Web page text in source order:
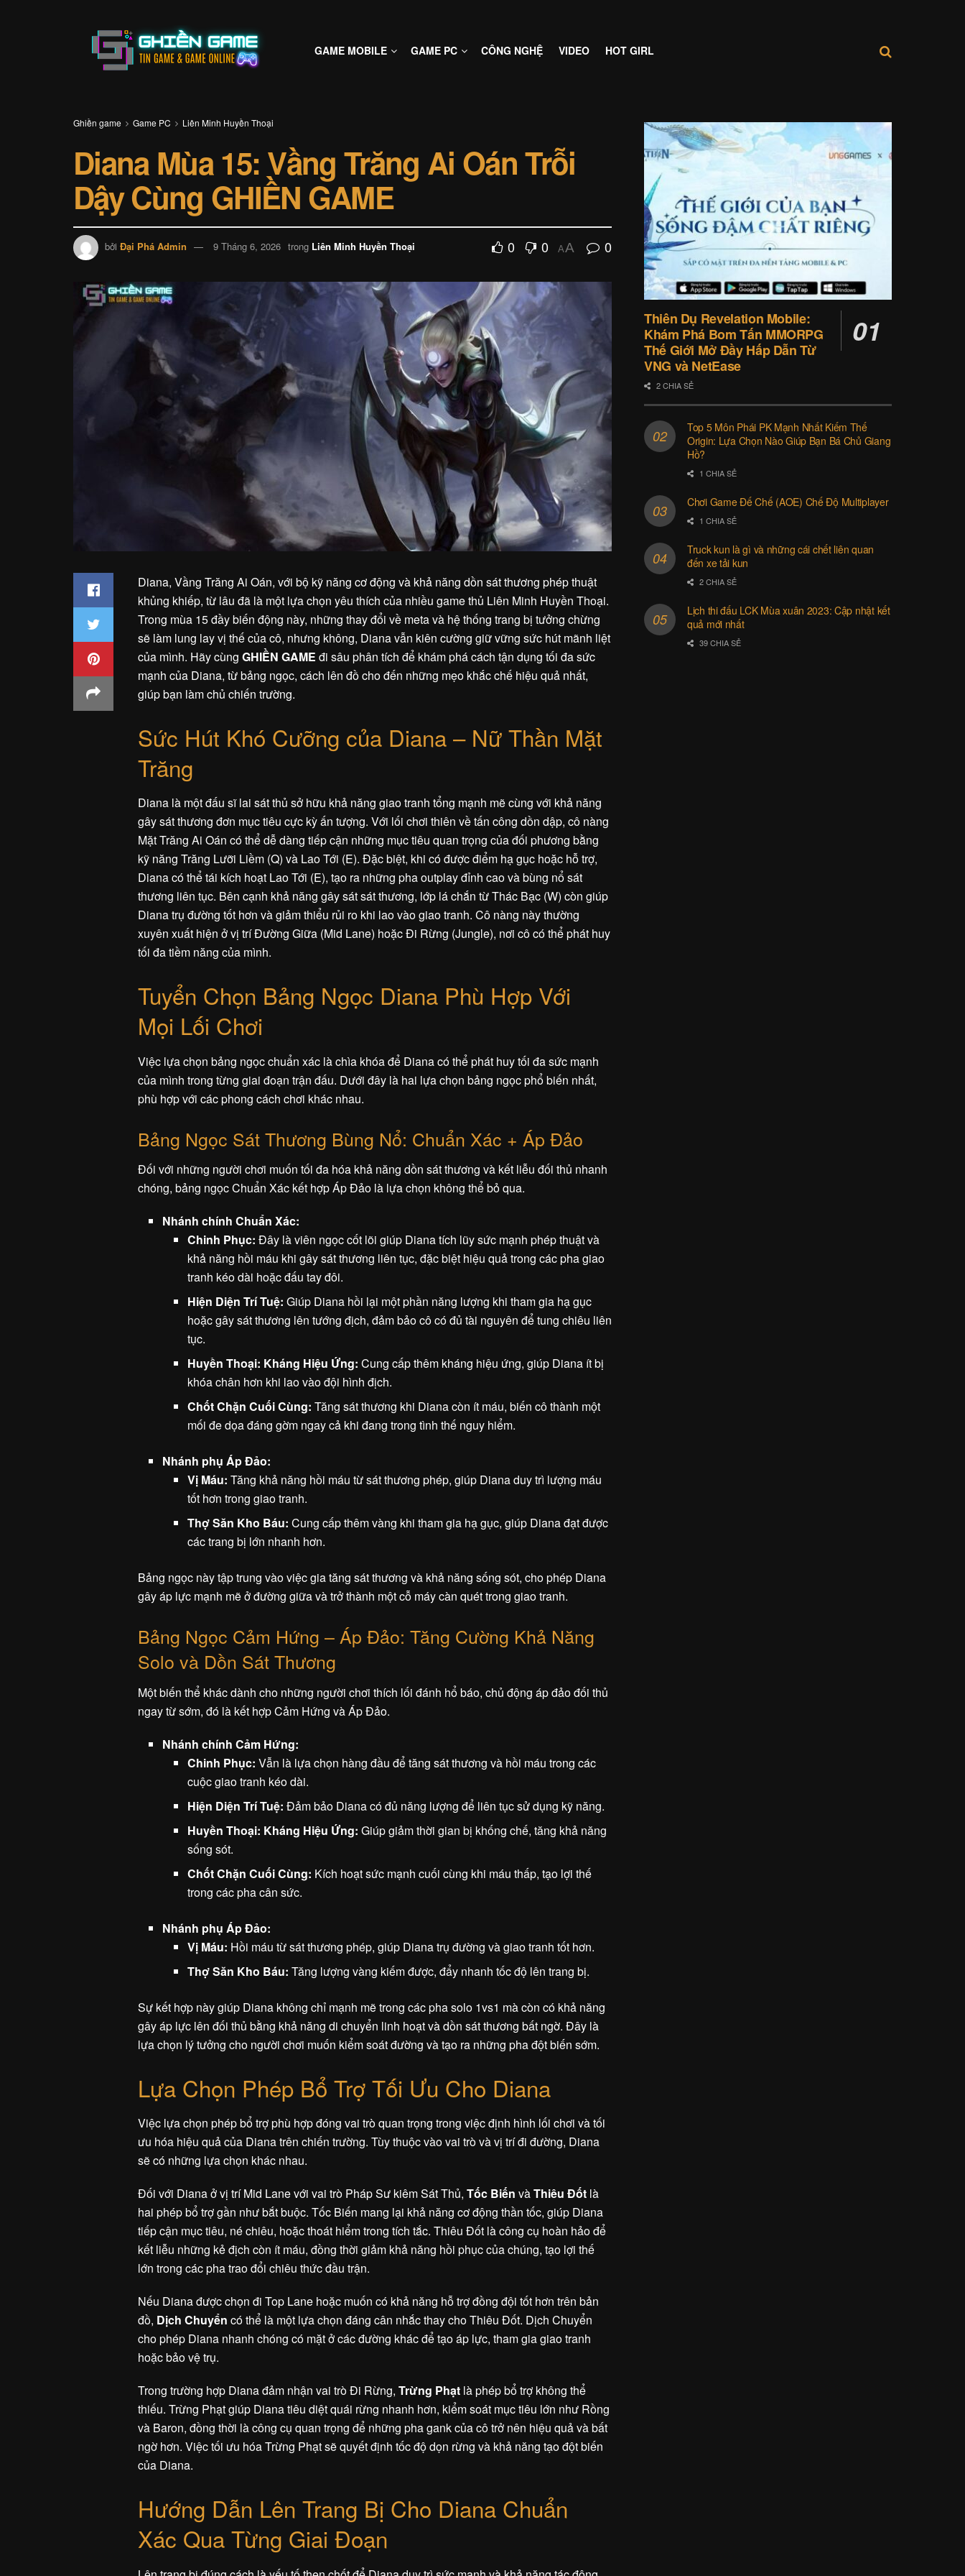
GAME MOBILE GAME PC CÔNG NGHỆ VIDEO HOT GIRL
Ghiền game Game PC Liên Minh Huyền Thoại
Diana Mùa 15: Vầng Trăng Ai Oán Trỗi
Dậy Cùng GHIỀN GAME
bởi Đại Phá Admin 9 Tháng 6, 2026 trong Liên Minh Huyền Thoại 0 0 AA 0
Diana, Vầng Trăng Ai Oán, với bộ kỹ năng cơ động và khả năng dồn sát thương phép thuật
khủng khiếp, từ lâu đã là một lựa chọn yêu thích của nhiều game thủ Liên Minh Huyền Thoại.
Trong mùa 15 đầy biến động này, những thay đổi về meta và hệ thống trang bị tưởng chừng
sẽ làm lung lay vị thế của cô, nhưng không, Diana vẫn kiên cường giữ vững sức hút mãnh liệt
của mình. Hãy cùng GHIỀN GAME đi sâu phân tích để khám phá cách tận dụng tối đa sức
mạnh của Diana, từ bảng ngọc, cách lên đồ cho đến những mẹo khắc chế hiệu quả nhất,
giúp bạn làm chủ chiến trường.
Sức Hút Khó Cưỡng của Diana – Nữ Thần Mặt
Trăng
Diana là một đấu sĩ lai sát thủ sở hữu khả năng giao tranh tổng mạnh mẽ cùng với khả năng
gây sát thương đơn mục tiêu cực kỳ ấn tượng. Với lối chơi thiên về tấn công dồn dập, cô nàng
Mặt Trăng Ai Oán có thể dễ dàng tiếp cận những mục tiêu quan trọng của đối phương bằng
kỹ năng Trăng Lưỡi Liềm (Q) và Lao Tới (E). Đặc biệt, khi có được điểm hạ gục hoặc hỗ trợ,
Diana có thể tái kích hoạt Lao Tới (E), tạo ra những pha outplay đỉnh cao và bùng nổ sát
thương liên tục. Bên cạnh khả năng gây sát sát thương, lớp lá chắn từ Thác Bạc (W) còn giúp
Diana trụ đường tốt hơn và giảm thiểu rủi ro khi lao vào giao tranh. Cô nàng này thường
xuyên xuất hiện ở vị trí Đường Giữa (Mid Lane) hoặc Đi Rừng (Jungle), nơi cô có thể phát huy
tối đa tiềm năng của mình.
Tuyển Chọn Bảng Ngọc Diana Phù Hợp Với
Mọi Lối Chơi
Việc lựa chọn bảng ngọc chuẩn xác là chìa khóa để Diana có thể phát huy tối đa sức mạnh
của mình trong từng giai đoạn trận đấu. Dưới đây là hai lựa chọn bảng ngọc phổ biến nhất,
phù hợp với các phong cách chơi khác nhau.
Bảng Ngọc Sát Thương Bùng Nổ: Chuẩn Xác + Áp Đảo
Đối với những người chơi muốn tối đa hóa khả năng dồn sát thương và kết liễu đối thủ nhanh
chóng, bảng ngọc Chuẩn Xác kết hợp Áp Đảo là lựa chọn không thể bỏ qua.
Nhánh chính Chuẩn Xác:
Chinh Phục: Đây là viên ngọc cốt lõi giúp Diana tích lũy sức mạnh phép thuật và
khả năng hồi máu khi gây sát thương liên tục, đặc biệt hiệu quả trong các pha giao
tranh kéo dài hoặc đấu tay đôi.
Hiện Diện Trí Tuệ: Giúp Diana hồi lại một phần năng lượng khi tham gia hạ gục
hoặc gây sát thương lên tướng địch, đảm bảo cô có đủ tài nguyên để tung chiêu liên
tục.
Huyền Thoại: Kháng Hiệu Ứng: Cung cấp thêm kháng hiệu ứng, giúp Diana ít bị
khóa chân hơn khi lao vào đội hình địch.
Chốt Chặn Cuối Cùng: Tăng sát thương khi Diana còn ít máu, biến cô thành một
mối đe dọa đáng gờm ngay cả khi đang trong tình thế nguy hiểm.
Nhánh phụ Áp Đảo:
Vị Máu: Tăng khả năng hồi máu từ sát thương phép, giúp Diana duy trì lượng máu
tốt hơn trong giao tranh.
Thợ Săn Kho Báu: Cung cấp thêm vàng khi tham gia hạ gục, giúp Diana đạt được
các trang bị lớn nhanh hơn.
Bảng ngọc này tập trung vào việc gia tăng sát thương và khả năng sống sót, cho phép Diana
gây áp lực mạnh mẽ ở đường giữa và trở thành một cỗ máy càn quét trong giao tranh.
Bảng Ngọc Cảm Hứng – Áp Đảo: Tăng Cường Khả Năng
Solo và Dồn Sát Thương
Một biến thể khác dành cho những người chơi thích lối đánh hổ báo, chủ động áp đảo đối thủ
ngay từ sớm, đó là kết hợp Cảm Hứng và Áp Đảo.
Nhánh chính Cảm Hứng:
Chinh Phục: Vẫn là lựa chọn hàng đầu để tăng sát thương và hồi máu trong các
cuộc giao tranh kéo dài.
Hiện Diện Trí Tuệ: Đảm bảo Diana có đủ năng lượng để liên tục sử dụng kỹ năng.
Huyền Thoại: Kháng Hiệu Ứng: Giúp giảm thời gian bị khống chế, tăng khả năng
sống sót.
Chốt Chặn Cuối Cùng: Kích hoạt sức mạnh cuối cùng khi máu thấp, tạo lợi thế
trong các pha cân sức.
Nhánh phụ Áp Đảo:
Vị Máu: Hồi máu từ sát thương phép, giúp Diana trụ đường và giao tranh tốt hơn.
Thợ Săn Kho Báu: Tăng lượng vàng kiếm được, đẩy nhanh tốc độ lên trang bị.
Sự kết hợp này giúp Diana không chỉ mạnh mẽ trong các pha solo 1vs1 mà còn có khả năng
gây áp lực lên đối thủ bằng khả năng di chuyển linh hoạt và dồn sát thương bất ngờ. Đây là
lựa chọn lý tưởng cho người chơi muốn kiểm soát đường và tạo ra những pha đột biến sớm.
Lựa Chọn Phép Bổ Trợ Tối Ưu Cho Diana
Việc lựa chọn phép bổ trợ phù hợp đóng vai trò quan trọng trong việc định hình lối chơi và tối
ưu hóa hiệu quả của Diana trên chiến trường. Tùy thuộc vào vai trò và vị trí đi đường, Diana
sẽ có những lựa chọn khác nhau.
Đối với Diana ở vị trí Mid Lane với vai trò Pháp Sư kiêm Sát Thủ, Tốc Biến vàThiêu Đốt là
hai phép bổ trợ gần như bắt buộc. Tốc Biến mang lại khả năng cơ động thần tốc, giúp Diana
tiếp cận mục tiêu, né chiêu, hoặc thoát hiểm trong tích tắc. Thiêu Đốt là công cụ hoàn hảo để
kết liễu những kẻ địch còn ít máu, đồng thời giảm khả năng hồi phục của chúng, tạo lợi thế
lớn trong các pha trao đổi chiêu thức đầu trận.
Nếu Diana được chọn đi Top Lane hoặc muốn có khả năng hỗ trợ đồng đội tốt hơn trên bản
đồ, Dịch Chuyển có thể là một lựa chọn đáng cân nhắc thay cho Thiêu Đốt. Dịch Chuyển
cho phép Diana nhanh chóng có mặt ở các đường khác để tạo áp lực, tham gia giao tranh
hoặc bảo vệ trụ.
Trong trường hợp Diana đảm nhận vai trò Đi Rừng, Trừng Phạt là phép bổ trợ không thể
thiếu. Trừng Phạt giúp Diana tiêu diệt quái rừng nhanh hơn, kiểm soát mục tiêu lớn như Rồng
và Baron, đồng thời là công cụ quan trọng để những pha gank của cô trở nên hiệu quả và bất
ngờ hơn. Việc tối ưu hóa Trừng Phạt sẽ quyết định tốc độ dọn rừng và khả năng tạo đột biến
của Diana.
Hướng Dẫn Lên Trang Bị Cho Diana Chuẩn
Xác Qua Từng Giai Đoạn
Thiên Dụ Revelation Mobile:
Khám Phá Bom Tấn MMORPG
Thế Giới Mở Đầy Hấp Dẫn Từ
VNG và NetEase
2 CHIA SẺ
Top 5 Môn Phái PK Mạnh Nhất Kiếm Thế
Origin: Lựa Chọn Nào Giúp Bạn Bá Chủ Giang
Hồ?
1 CHIA SẺ
Chơi Game Đế Chế (AOE) Chế Độ Multiplayer
1 CHIA SẺ
Truck kun là gì và những cái chết liên quan
đến xe tải kun
2 CHIA SẺ
Lịch thi đấu LCK Mùa xuân 2023: Cập nhật kết
quả mới nhất
39 CHIA SẺ